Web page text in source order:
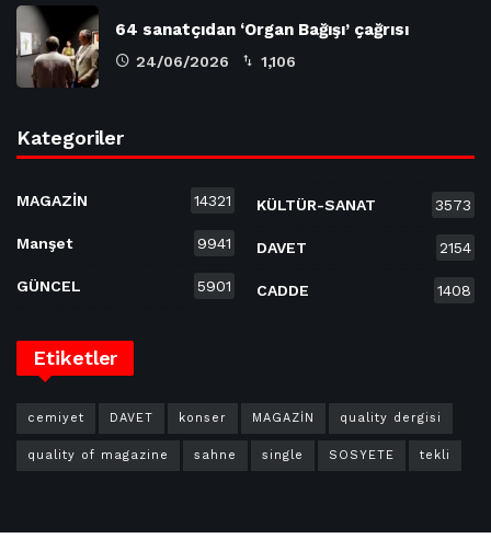
64 sanatçıdan ‘Organ Bağışı’ çağrısı
24/06/2026 1,106
Kategoriler
MAGAZİN 14321
Manşet 9941
GÜNCEL 5901
KÜLTÜR-SANAT 3573
DAVET 2154
CADDE 1408
Etiketler
cemiyet DAVET konser MAGAZİN quality dergisi
quality of magazine sahne single SOSYETE tekli